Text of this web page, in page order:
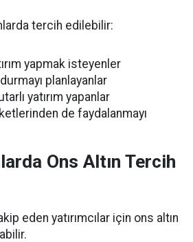
tercih edilebilir:
yapmak isteyenler
planlayanlar
yatırım yapanlar
de faydalanmayı
Ons Altın Tercih
eden yatırımcılar için ons altın